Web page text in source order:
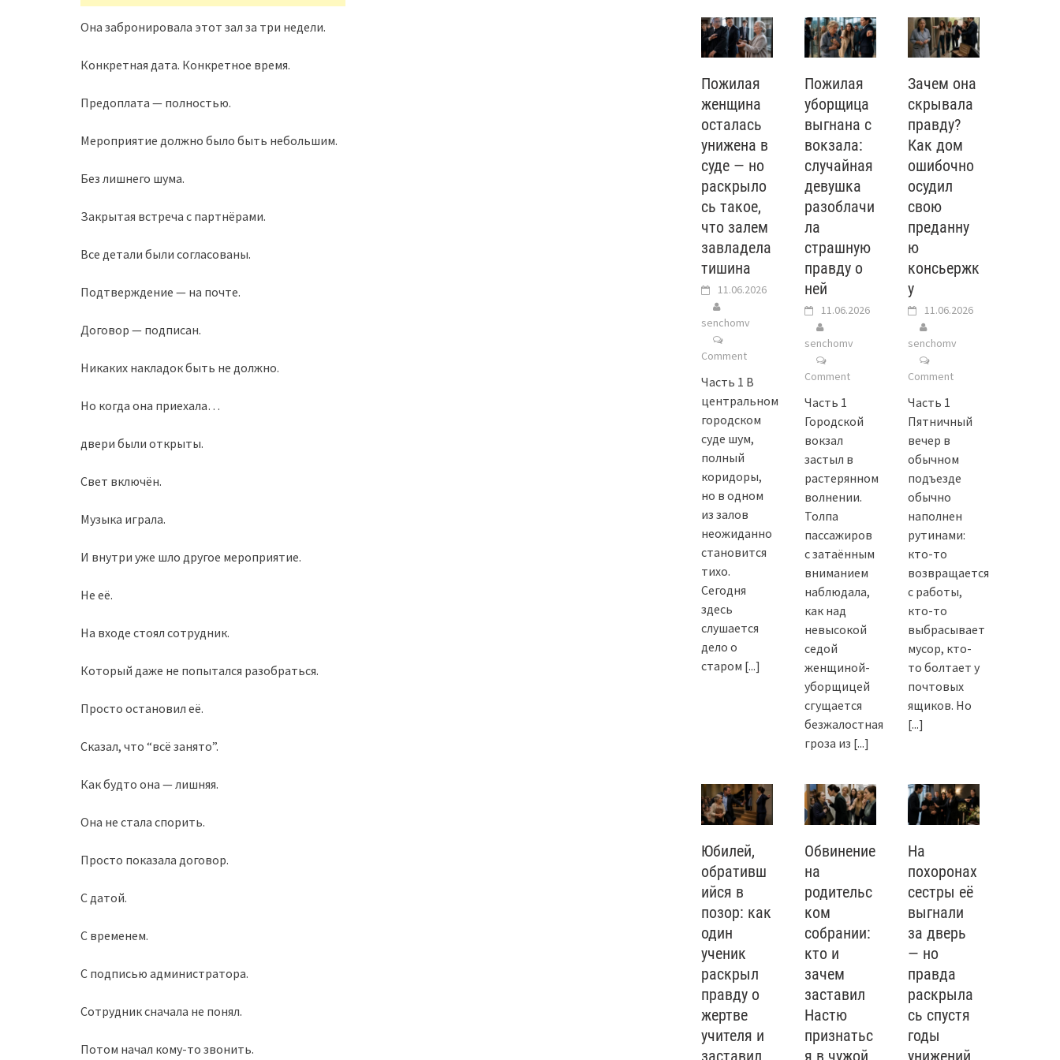
Она забронировала этот зал за три недели.
Конкретная дата. Конкретное время.
Предоплата — полностью.
Мероприятие должно было быть небольшим.
Без лишнего шума.
Закрытая встреча с партнёрами.
Все детали были согласованы.
Подтверждение — на почте.
Договор — подписан.
Никаких накладок быть не должно.
Но когда она приехала…
двери были открыты.
Свет включён.
Музыка играла.
И внутри уже шло другое мероприятие.
Не её.
На входе стоял сотрудник.
Который даже не попытался разобраться.
Просто остановил её.
Сказал, что “всё занято”.
Как будто она — лишняя.
Она не стала спорить.
Просто показала договор.
С датой.
С временем.
С подписью администратора.
Сотрудник сначала не понял.
Потом начал кому-то звонить.
Пожилая
женщина
осталась
унижена в
суде — но
раскрыло
сь такое,
что залем
завладела
тишина
11.06.2026
senchomv
Comment
Часть 1 В
центральном
городском
суде шум,
полный
коридоры,
но в одном
из залов
неожиданно
становится
тихо.
Сегодня
здесь
слушается
дело о
старом [...]
Пожилая
уборщица
выгнана с
вокзала:
случайная
девушка
разоблачи
ла
страшную
правду о
ней
11.06.2026
senchomv
Comment
Часть 1
Городской
вокзал
застыл в
растерянном
волнении.
Толпа
пассажиров
с затаённым
вниманием
наблюдала,
как над
невысокой
седой
женщиной-
уборщицей
сгущается
безжалостная
гроза из [...]
Зачем она
скрывала
правду?
Как дом
ошибочно
осудил
свою
преданну
ю
консьержк
у
11.06.2026
senchomv
Comment
Часть 1
Пятничный
вечер в
обычном
подъезде
обычно
наполнен
рутинами:
кто-то
возвращается
с работы,
кто-то
выбрасывает
мусор, кто-
то болтает у
почтовых
ящиков. Но
[...]
Юбилей,
обративш
ийся в
позор: как
один
ученик
раскрыл
правду о
жертве
учителя и
заставил
Обвинение
на
родительс
ком
собрании:
кто и
зачем
заставил
Настю
признатьс
я в чужой
На
похоронах
сестры её
выгнали
за дверь
— но
правда
раскрыла
сь спустя
годы
унижений